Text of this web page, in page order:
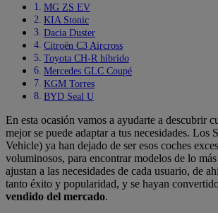
MG ZS EV
KIA Stonic
Dacia Duster
Citroën C3 Aircross
Toyota CH-R híbrido
Mercedes GLC Coupé
KGM Torres
BYD Seal U
En esta ocasión vamos a ayudarte a descubrir
mejor se puede adaptar a tus necesidades. Los
Vehicle) ya han dejado de ser esos coches
voluminosos, para encontrar modelos de lo
ajustan a las necesidades de cada usuario, de
tanto éxito y popularidad, y se hayan
vendido del mercado.